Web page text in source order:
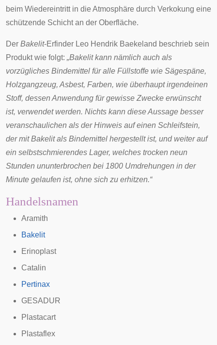
beim Wiedereintritt in die Atmosphäre durch Verkokung eine
schützende Schicht an der Oberfläche.
Der Bakelit-Erfinder Leo Hendrik Baekeland beschrieb sein
Produkt wie folgt: „Bakelit kann nämlich auch als
vorzügliches Bindemittel für alle Füllstoffe wie Sägespäne,
Holzgangzeug, Asbest, Farben, wie überhaupt irgendeinen
Stoff, dessen Anwendung für gewisse Zwecke erwünscht
ist, verwendet werden. Nichts kann diese Aussage besser
veranschaulichen als der Hinweis auf einen Schleifstein,
der mit Bakelit als Bindemittel hergestellt ist, und weiter auf
ein selbstschmierendes Lager, welches trocken neun
Stunden ununterbrochen bei 1800 Umdrehungen in der
Minute gelaufen ist, ohne sich zu erhitzen.“
Handelsnamen
Aramith
Bakelit
Erinoplast
Catalin
Pertinax
GESADUR
Plastacart
Plastaflex